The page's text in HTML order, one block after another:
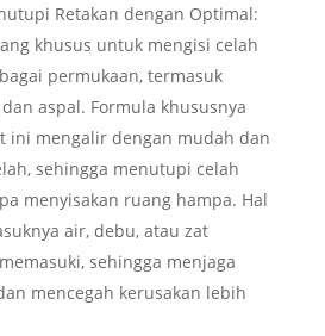
Retakan dengan Optimal:
khusus untuk mengisi celah
permukaan, termasuk
aspal. Formula khususnya
ini mengalir dengan mudah dan
sehingga menutupi celah
menyisakan ruang hampa. Hal
air, debu, atau zat
sehingga menjaga
mencegah kerusakan lebih